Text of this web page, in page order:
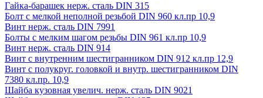
Гайка-барашек нерж. сталь DIN 315
Болт с мелкой неполной резьбой DIN 960 кл.пр 10,9
Винт нерж. сталь DIN 7991
Болты с мелким шагом резьбы DIN 961 кл.пр 10,9
Винт нерж. сталь DIN 914
Винт с внутренним шестигранником DIN 912 кл.пр 12,9
Винт с полукруг. головкой и внутр. шестигранником DIN
7380 кл.пр. 10,9
Шайба кузовная увелич. нерж. сталь DIN 9021